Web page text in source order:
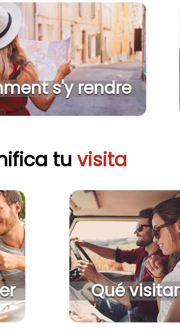
s'y rendre
tuvisita
Qué visitar